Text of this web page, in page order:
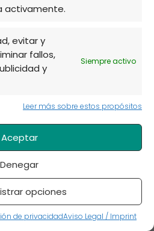
activamente.
evitar y
fallos,
y
Siempre activo
Leer más sobre estos propósitos
Aceptar
Denegar
opciones
de privacidadAviso Legal / Imprint
3 Causas y el Truco
que salgan Dulces